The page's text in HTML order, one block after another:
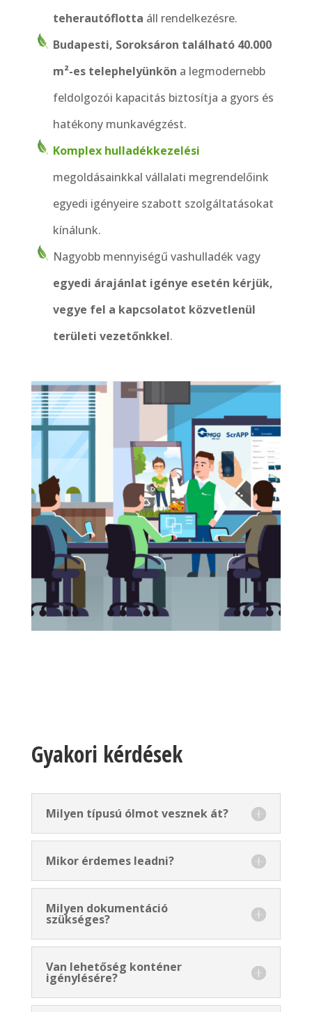
teherautóflotta áll rendelkezésre.
Budapesti, Soroksáron található 40.000
m²-es telephelyünkön a legmodernebb
feldolgozói kapacitás biztosítja a gyors és
hatékony munkavégzést.
Komplex hulladékkezelési
megoldásainkkal vállalati megrendelőink
egyedi igényeire szabott szolgáltatásokat
kínálunk.
Nagyobb mennyiségű vashulladék vagy
egyedi árajánlat igénye esetén kérjük,
vegye fel a kapcsolatot közvetlenül
területi vezetőnkkel.
Gyakori kérdések
Milyen típusú ólmot vesznek át?
Mikor érdemes leadni?
Milyen dokumentáció
szükséges?
Van lehetőség konténer
igénylésére?